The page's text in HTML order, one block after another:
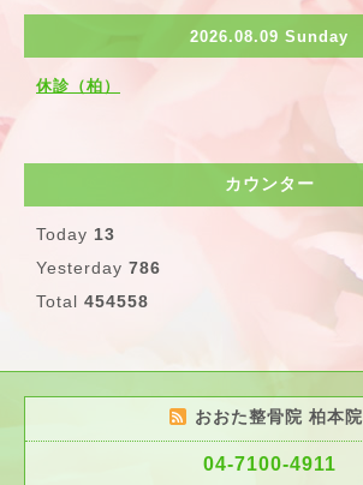
2026.08.09 Sunday
休診（柏）
カウンター
Today 13
Yesterday 786
Total 454558
おおた整骨院 柏本院
04-7100-4911